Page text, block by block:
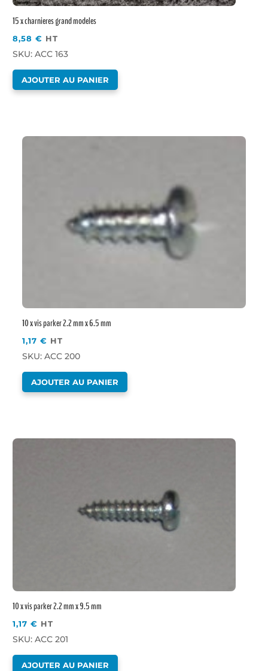
15 x charnieres grand modeles
8,58€ HT
SKU: ACC 163
AJOUTER AU PANIER
10 x vis parker 2.2 mm x 6.5 mm
1,17€ HT
SKU: ACC 200
AJOUTER AU PANIER
10 x vis parker 2.2 mm x 9.5 mm
1,17€ HT
SKU: ACC 201
AJOUTER AU PANIER